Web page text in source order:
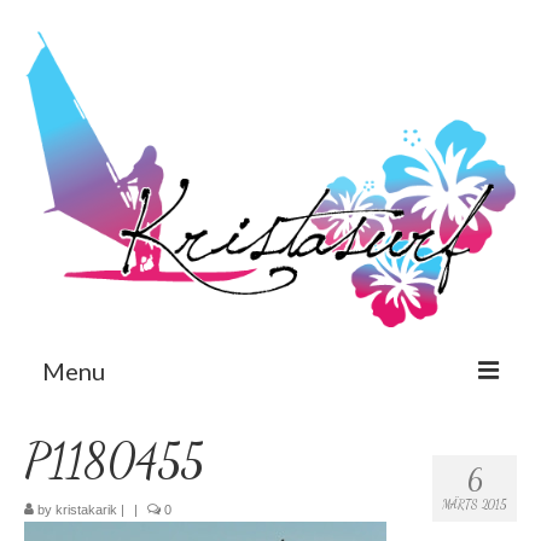
Menu
Est
Eng 6
MÄRTS 2015
P1180455
by kristakarik | | 0